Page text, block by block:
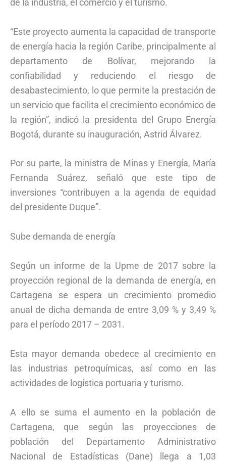
de la industria, el comercio y el turismo.
“Este proyecto aumenta la capacidad de transporte
de energía hacia la región Caribe, principalmente al
departamento de Bolívar, mejorando la
confiabilidad y reduciendo el riesgo de
desabastecimiento, lo que permite la prestación de
un servicio que facilita el crecimiento económico de
la región”, indicó la presidenta del Grupo Energía
Bogotá, durante su inauguración, Astrid Álvarez.
Por su parte, la ministra de Minas y Energía, María
Fernanda Suárez, señaló que este tipo de
inversiones “contribuyen a la agenda de equidad
del presidente Duque”.
Sube demanda de energía
Según un informe de la Upme de 2017 sobre la
proyección regional de la demanda de energía, en
Cartagena se espera un crecimiento promedio
anual de dicha demanda de entre 3,09 % y 3,49 %
para el período 2017 – 2031.
Esta mayor demanda obedece al crecimiento en
las industrias petroquímicas, así como en las
actividades de logística portuaria y turismo.
A ello se suma el aumento en la población de
Cartagena, que según las proyecciones de
población del Departamento Administrativo
Nacional de Estadísticas (Dane) llega a 1,03